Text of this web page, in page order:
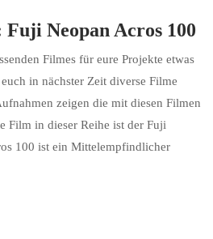
Neopan Acros 100
Filmes für eure Projekte etwas
in nächster Zeit diverse Filme
zeigen die mit diesen Filmen
Film in dieser Reihe ist der Fuji
100 ist ein Mittelempfindlicher